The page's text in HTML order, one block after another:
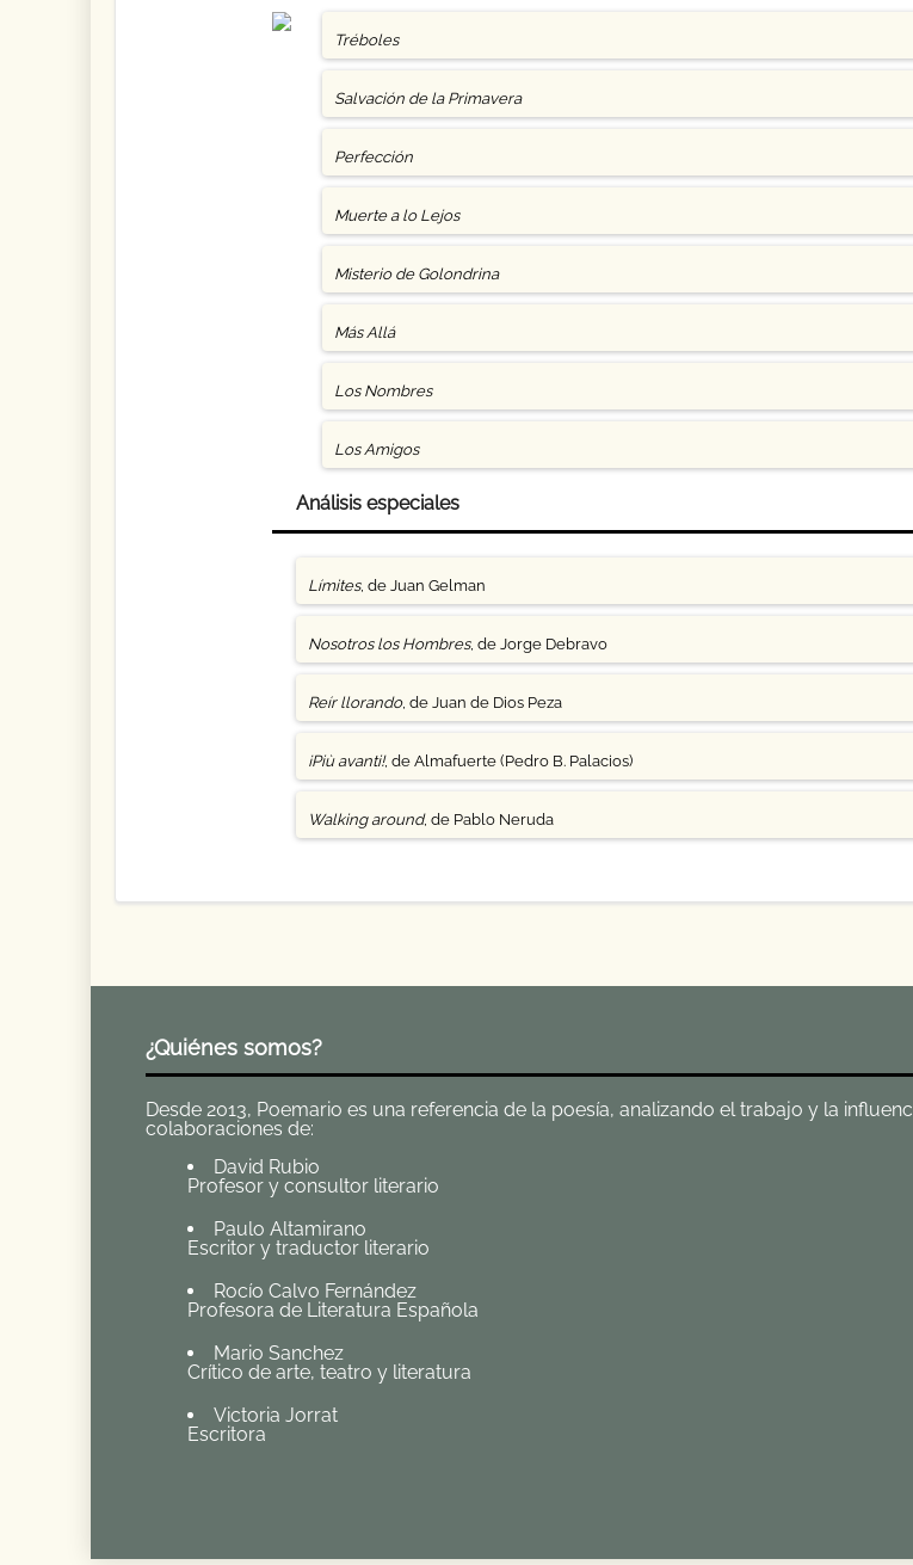
Tréboles
Salvación de la Primavera
Perfección
Muerte a lo Lejos
Misterio de Golondrina
Más Allá
Los Nombres
Los Amigos
Análisis especiales
Límites, de Juan Gelman
Nosotros los Hombres, de Jorge Debravo
Reír llorando, de Juan de Dios Peza
¡Più avanti!, de Almafuerte (Pedro B. Palacios)
Walking around, de Pablo Neruda
¿Quiénes somos?
Desde 2013, Poemario es una referencia de la poesía, analizando el trabajo y la
colaboraciones de:
David Rubio
Profesor y consultor literario
Paulo Altamirano
Escritor y traductor literario
Rocío Calvo Fernández
Profesora de Literatura Española
Mario Sanchez
Crítico de arte, teatro y literatura
Victoria Jorrat
Escritora